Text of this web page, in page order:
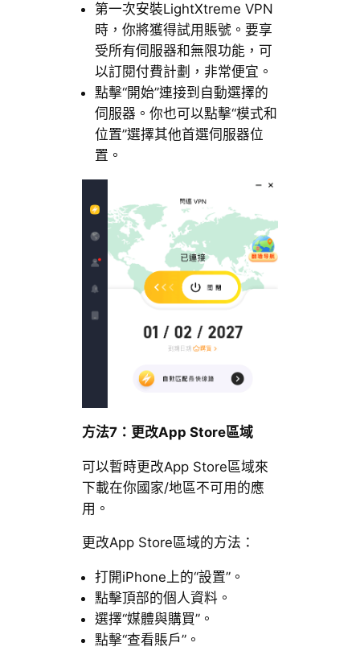
第一次安裝LightXtreme VPN
時，你將獲得試用賬號。要享
受所有伺服器和無限功能，可
以訂閱付費計劃，非常便宜。
點擊“開始”連接到自動選擇的
伺服器。你也可以點擊“模式和
位置”選擇其他首選伺服器位
置。
方法7：更改App Store區域
可以暫時更改App Store區域來
下載在你國家/地區不可用的應
用。
更改App Store區域的方法：
打開iPhone上的“設置”。
點擊頂部的個人資料。
選擇“媒體與購買”。
點擊“查看賬戶”。